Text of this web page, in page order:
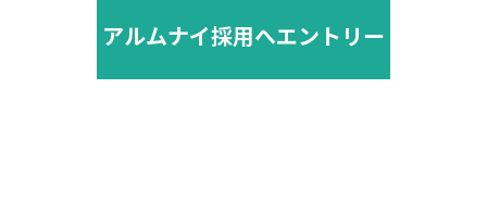
アルムナイ採用へエントリー